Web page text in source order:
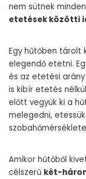
nem sütnek
etetések közötti
Egy hűtőben tárolt
elegendő etetni.
és az etetési
is kibír etetés
előtt vegyük ki a
melegedni,
Amikor hűtőből
célszerű két-